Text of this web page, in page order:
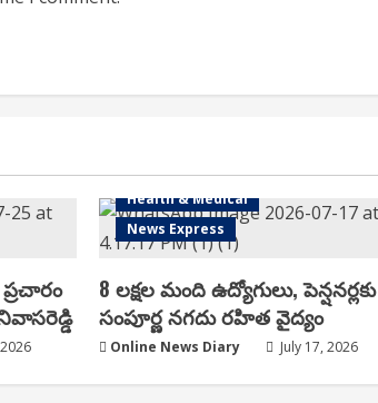
Health & Medical
News Express
8 లక్షల మంది ఉద్యోగులు, పెన్షనర్లకు
సంపూర్ణ నగదు రహిత వైద్యం
Online News Diary July 17, 2026